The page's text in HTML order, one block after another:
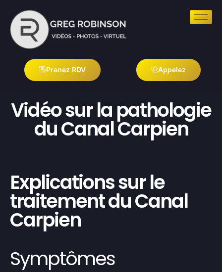
Prenez RDV Appelez
Vidéo sur la pathologie
du Canal Carpien
Explications sur le
traitement du Canal
Carpien
Symptômes